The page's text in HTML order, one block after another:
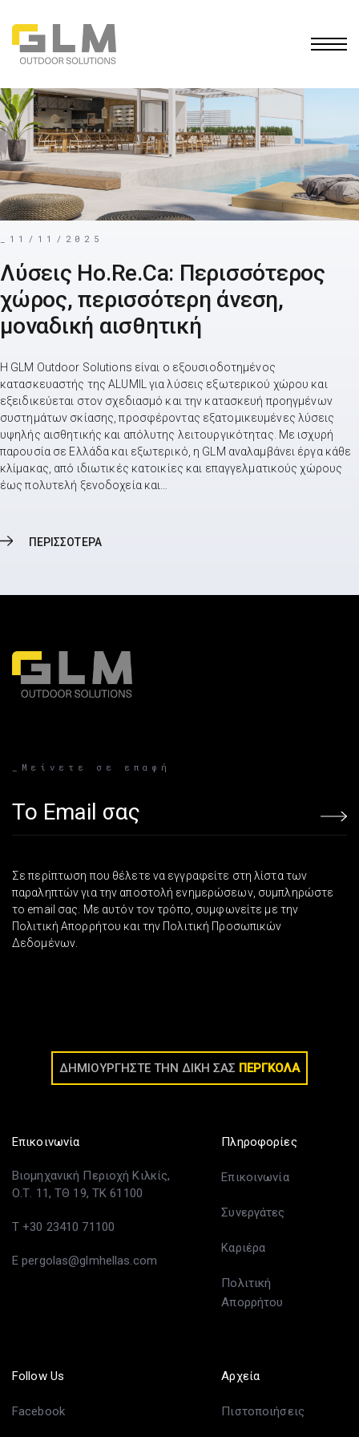
ΔΗΜΙΟΥΡΓΗΣΤΕ ΤΗΝ ΔΙΚΗ ΣΑΣΠΕΡΓΚΟΛΑ
11/11/2025
Λύσεις Ho.Re.Ca: Περισσότερος
χώρος, περισσότερη άνεση,
μοναδική αισθητική
Η GLM Outdoor Solutions είναι ο εξουσιοδοτημένος
κατασκευαστής της ALUMIL για λύσεις εξωτερικού χώρου και
εξειδικεύεται στον σχεδιασμό και την κατασκευή προηγμένων
συστημάτων σκίασης, προσφέροντας εξατομικευμένες λύσεις
υψηλής αισθητικής και απόλυτης λειτουργικότητας. Με ισχυρή
παρουσία σε Ελλάδα και εξωτερικό, η GLM αναλαμβάνει έργα κάθε
κλίμακας, από ιδιωτικές κατοικίες και επαγγελματικούς χώρους
έως πολυτελή ξενοδοχεία και…
ΠΕΡΙΣΣΟΤΕΡΑ
_Μείνετε σε επαφή
Email address
Σε περίπτωση που θέλετε να εγγραφείτε στη λίστα των
παραληπτών για την αποστολή ενημερώσεων, συμπληρώστε
το email σας. Με αυτόν τον τρόπο, συμφωνείτε με την
Πολιτική Απορρήτου και την Πολιτική Προσωπικών
Δεδομένων.
ΔΗΜΙΟΥΡΓΗΣΤΕ ΤΗΝ ΔΙΚΗ ΣΑΣ ΠΕΡΓΚΟΛΑ
Επικοινωνία
Βιομηχανική Περιοχή Κιλκίς,
Ο.Τ. 11, ΤΘ 19, ΤΚ 61100
T +30 23410 71100
E pergolas@glmhellas.com
Πληροφορίες
Επικοινωνία
Συνεργάτες
Καριέρα
Πολιτική
Απορρήτου
Follow Us
Facebook
Αρχεία
Πιστοποιήσεις